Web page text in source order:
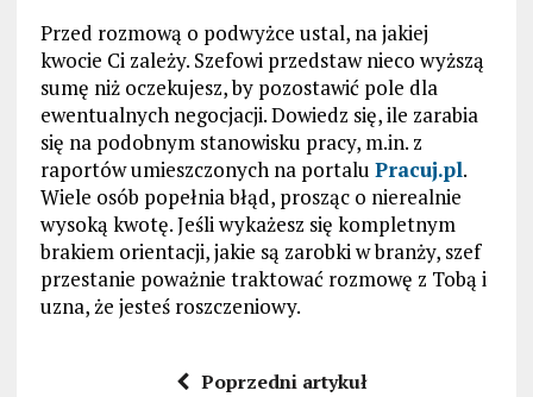
Przed rozmową o podwyżce ustal, na jakiej
kwocie Ci zależy. Szefowi przedstaw nieco wyższą
sumę niż oczekujesz, by pozostawić pole dla
ewentualnych negocjacji. Dowiedz się, ile zarabia
się na podobnym stanowisku pracy, m.in. z
raportów umieszczonych na portalu Pracuj.pl.
Wiele osób popełnia błąd, prosząc o nierealnie
wysoką kwotę. Jeśli wykażesz się kompletnym
brakiem orientacji, jakie są zarobki w branży, szef
przestanie poważnie traktować rozmowę z Tobą i
uzna, że jesteś roszczeniowy.
Poprzedni artykuł